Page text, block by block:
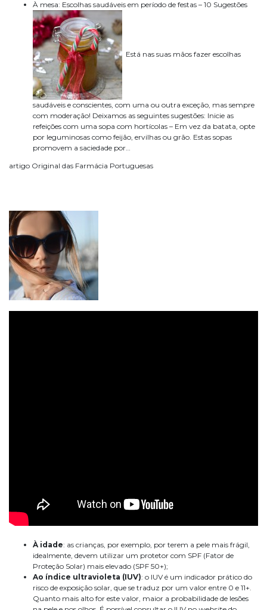
À mesa: Escolhas saudáveis em período de festas – 10 Sugestões
Está nas suas mãos fazer escolhas
saudáveis e conscientes, com uma ou outra exceção, mas sempre
com moderação! Deixamos as seguintes sugestões: Inicie as
refeições com uma sopa com hortícolas – Em vez da batata, opte
por leguminosas como feijão, ervilhas ou grão. Estas sopas
promovem a saciedade por…
artigo Original das Farmácia Portuguesas
À idade: as crianças, por exemplo, por terem a pele mais frágil,
idealmente, devem utilizar um protetor com SPF (Fator de
Proteção Solar) mais elevado (SPF 50+);
Ao índice ultravioleta (IUV): o IUV é um indicador prático do
risco de exposição solar, que se traduz por um valor entre 0 e 11+.
Quanto mais alto for este valor, maior a probabilidade de lesões